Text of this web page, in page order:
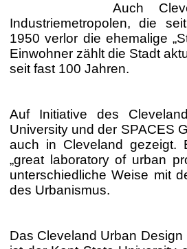
Auch
Industriemetropolen, die
1950 verlor die ehemalige
Einwohner zählt die Stadt
seit fast 100 Jahren.
Auf Initiative des
University und der SPACES
auch in Cleveland gezeigt.
„great laboratory of urban
unterschiedliche Weise mit
des Urbanismus.
Das Cleveland Urban